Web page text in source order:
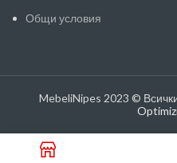
Общи условия
MebeliNipes 2023 ©